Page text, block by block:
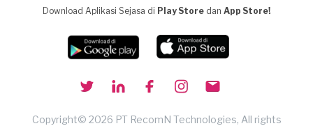
Download Aplikasi Sejasa di Play Store dan App Store!
Copyright© 2026 PT RecomN Technologies, All rights